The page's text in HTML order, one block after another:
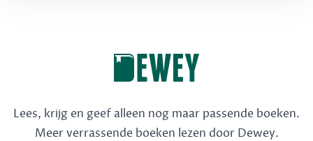
Lees, krijg en geef alleen nog maar passende boeken.
Meer verrassende boeken lezen door Dewey.